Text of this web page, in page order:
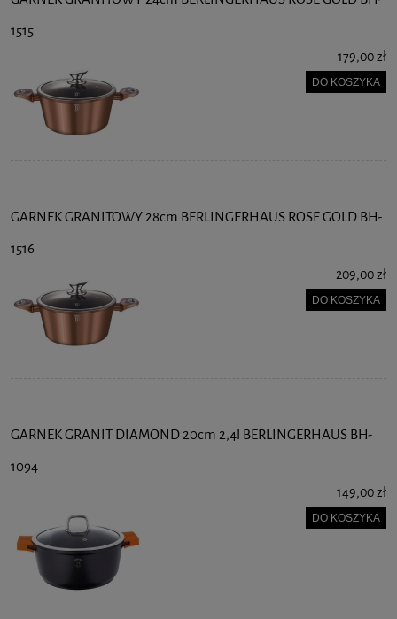
1515
179,00 zł
DO KOSZYKA
GARNEK GRANITOWY 28cm BERLINGERHAUS ROSE GOLD BH-
1516
209,00 zł
DO KOSZYKA
GARNEK GRANIT DIAMOND 20cm 2,4l BERLINGERHAUS BH-
1094
149,00 zł
DO KOSZYKA